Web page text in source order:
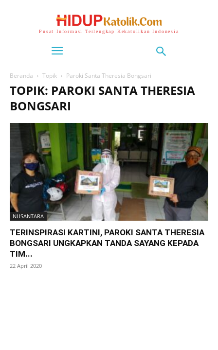
Pusat Informasi Terlengkap Kekatolikan Indonesia
Beranda Topik Paroki Santa Theresia Bongsari
TOPIK: PAROKI SANTA THERESIA
BONGSARI
NUSANTARA
TERINSPIRASI KARTINI, PAROKI SANTA THERESIA
BONGSARI UNGKAPKAN TANDA SAYANG KEPADA
TIM...
22 April 2020